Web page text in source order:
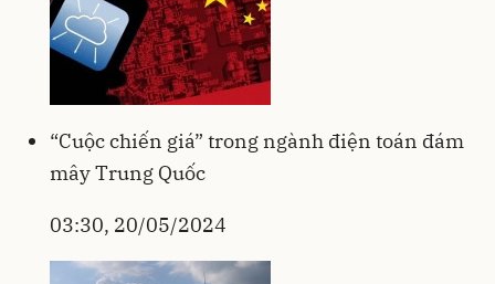
“Cuộc chiến giá” trong ngành điện toán đám
mây Trung Quốc
03:30, 20/05/2024